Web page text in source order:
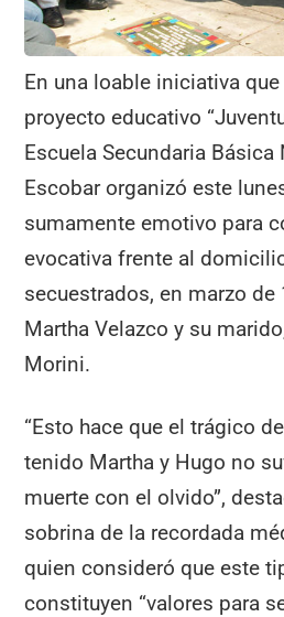
En una loable iniciativa
proyecto educativo
Escuela Secundaria Básica
Escobar organizó este
sumamente emotivo para
evocativa frente al
secuestrados, en marzo
Martha Velazco y su
Morini.
“Esto hace que el trágico
tenido Martha y Hugo no
muerte con el olvido”,
sobrina de la recordada
quien consideró que este
constituyen “valores para